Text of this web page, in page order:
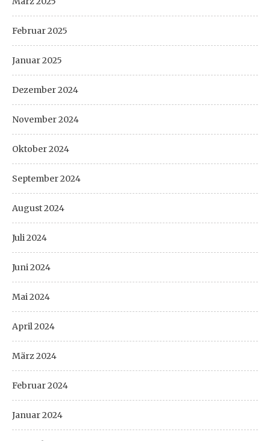
Februar 2025
Januar 2025
Dezember 2024
November 2024
Oktober 2024
September 2024
August 2024
Juli 2024
Juni 2024
Mai 2024
April 2024
März 2024
Februar 2024
Januar 2024